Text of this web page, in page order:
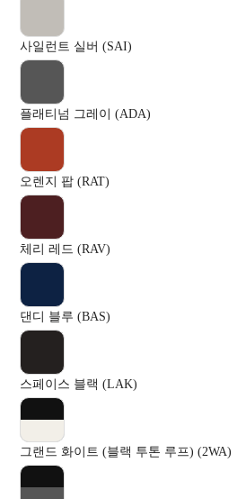
사일런트 실버 (SAI)
플래티넘 그레이 (ADA)
오렌지 팝 (RAT)
체리 레드 (RAV)
댄디 블루 (BAS)
스페이스 블랙 (LAK)
그랜드 화이트 (블랙 투톤 루프) (2WA)